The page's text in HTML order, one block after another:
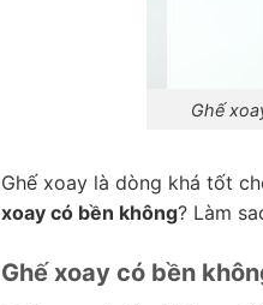
Ghế
Ghế xoay là dòng khá tốt
xoay có bền không? Làm
Ghế xoay có bền